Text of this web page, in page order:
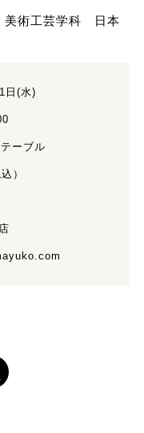
美術工芸学科 日本
日(水)
ーブル
）